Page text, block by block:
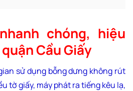
chóng, hiệu
Cầu Giấy
sử dụng bỗng dưng không rút
tờ giấy, máy phát ra tiếng kêu lạ,